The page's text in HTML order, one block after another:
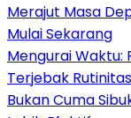
Merajut Masa
Mulai Sekarang
Mengurai Waktu:
Terjebak
Bukan Cuma